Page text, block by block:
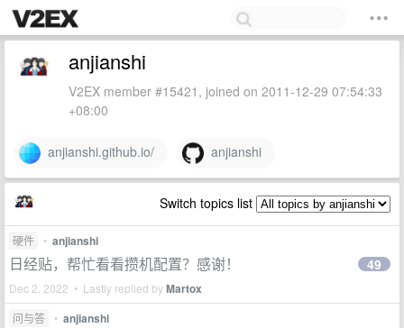
anjianshi
V2EX member #15421, joined on 2011-12-29 07:54:33
+08:00
anjianshi.github.io/ anjianshi
Switch topics list
硬件 • anjianshi
日经贴，帮忙看看攒机配置？感谢！
Dec 2, 2022 • Lastly replied byMartox
49
问与答 • anjianshi